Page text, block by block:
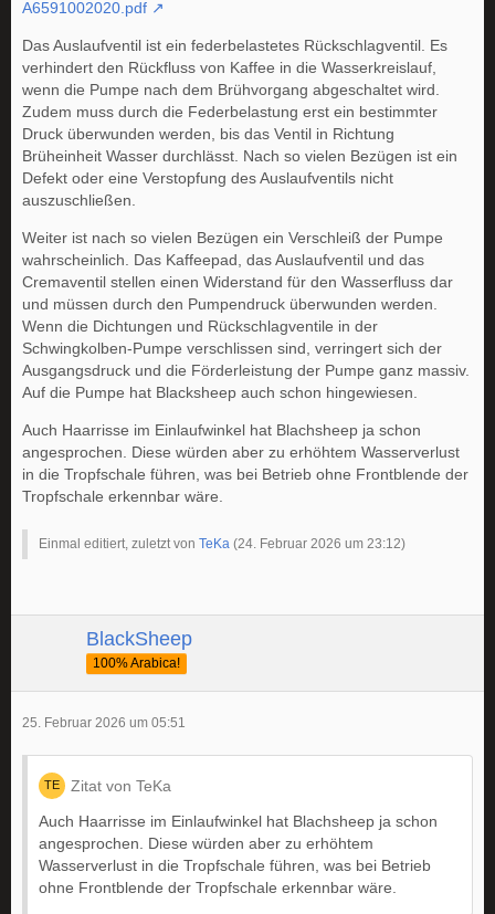
A6591002020.pdf
Das Auslaufventil ist ein federbelastetes Rückschlagventil. Es
verhindert den Rückfluss von Kaffee in die Wasserkreislauf,
wenn die Pumpe nach dem Brühvorgang abgeschaltet wird.
Zudem muss durch die Federbelastung erst ein bestimmter
Druck überwunden werden, bis das Ventil in Richtung
Brüheinheit Wasser durchlässt. Nach so vielen Bezügen ist ein
Defekt oder eine Verstopfung des Auslaufventils nicht
auszuschließen.
Weiter ist nach so vielen Bezügen ein Verschleiß der Pumpe
wahrscheinlich. Das Kaffeepad, das Auslaufventil und das
Cremaventil stellen einen Widerstand für den Wasserfluss dar
und müssen durch den Pumpendruck überwunden werden.
Wenn die Dichtungen und Rückschlagventile in der
Schwingkolben-Pumpe verschlissen sind, verringert sich der
Ausgangsdruck und die Förderleistung der Pumpe ganz massiv.
Auf die Pumpe hat Blacksheep auch schon hingewiesen.
Auch Haarrisse im Einlaufwinkel hat Blachsheep ja schon
angesprochen. Diese würden aber zu erhöhtem Wasserverlust
in die Tropfschale führen, was bei Betrieb ohne Frontblende der
Tropfschale erkennbar wäre.
Einmal editiert, zuletzt von TeKa (24. Februar 2026 um 23:12)
BlackSheep
100% Arabica!
25. Februar 2026 um 05:51
Zitat von TeKa
Auch Haarrisse im Einlaufwinkel hat Blachsheep ja schon
angesprochen. Diese würden aber zu erhöhtem
Wasserverlust in die Tropfschale führen, was bei Betrieb
ohne Frontblende der Tropfschale erkennbar wäre.